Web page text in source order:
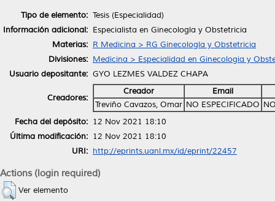
Tipo de elemento: Tesis (Especialidad)
Información adicional: Especialista en Ginecología y Obstetricia
Materias: R Medicina > RG Ginecología y Obstetricia
Divisiones: Medicina > Especialidad en Ginecologia y
Usuario depositante: GYO LEZMES VALDEZ CHAPA
Creadores:
Creador
Email
Treviño Cavazos, Omar NO ESPECIFICADO
Fecha del depósito: 12 Nov 2021 18:10
Última modificación: 12 Nov 2021 18:10
URI: http://eprints.uanl.mx/id/eprint/22457
Actions (login required)
Ver elemento